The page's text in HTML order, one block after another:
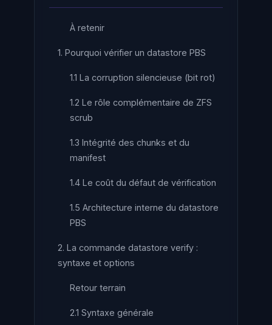
À retenir
1. Pourquoi vérifier un datastore PBS
1.1 La corruption silencieuse (bit rot)
1.2 Le rôle complémentaire de ZFS
scrub
1.3 Intégrité des chunks et du
manifest
1.4 Le coût du défaut de vérification
1.5 Architecture interne du datastore
PBS
2. La commande datastore verify :
syntaxe et options
Retour terrain
2.1 Syntaxe générale